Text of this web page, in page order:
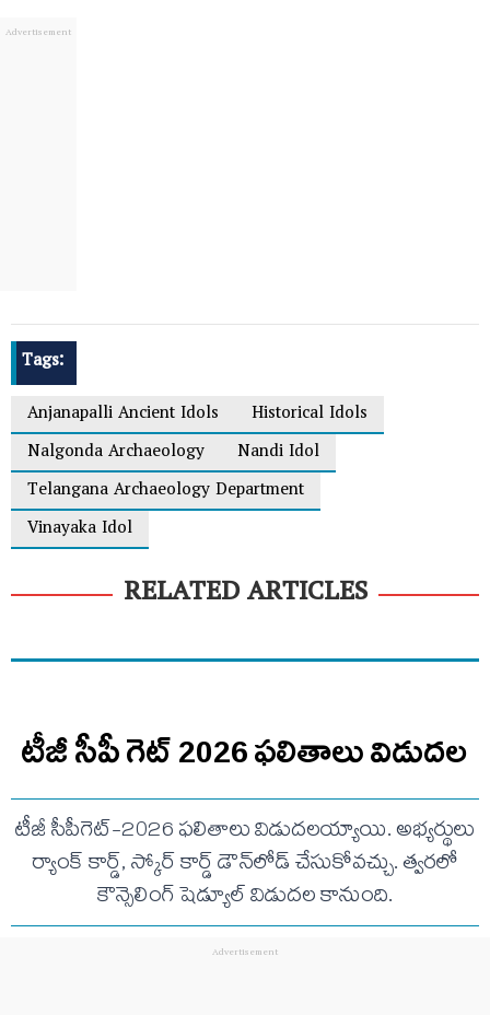
Tags:
Anjanapalli Ancient Idols
Historical Idols
Nalgonda Archaeology
Nandi Idol
Telangana Archaeology Department
Vinayaka Idol
RELATED ARTICLES
టీజీ సీపీ గెట్ 2026 ఫలితాలు విడుదల
టీజీ సీపీగెట్-2026 ఫలితాలు విడుదలయ్యాయి. అభ్యర్థులు
ర్యాంక్ కార్డ్, స్కోర్ కార్డ్ డౌన్‌లోడ్ చేసుకోవచ్చు. త్వరలో
కౌన్సెలింగ్ షెడ్యూల్ విడుదల కానుంది.